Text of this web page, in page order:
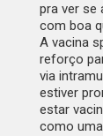
pra ver se
com boa
A vacina
reforço
via
estiver
estar
como